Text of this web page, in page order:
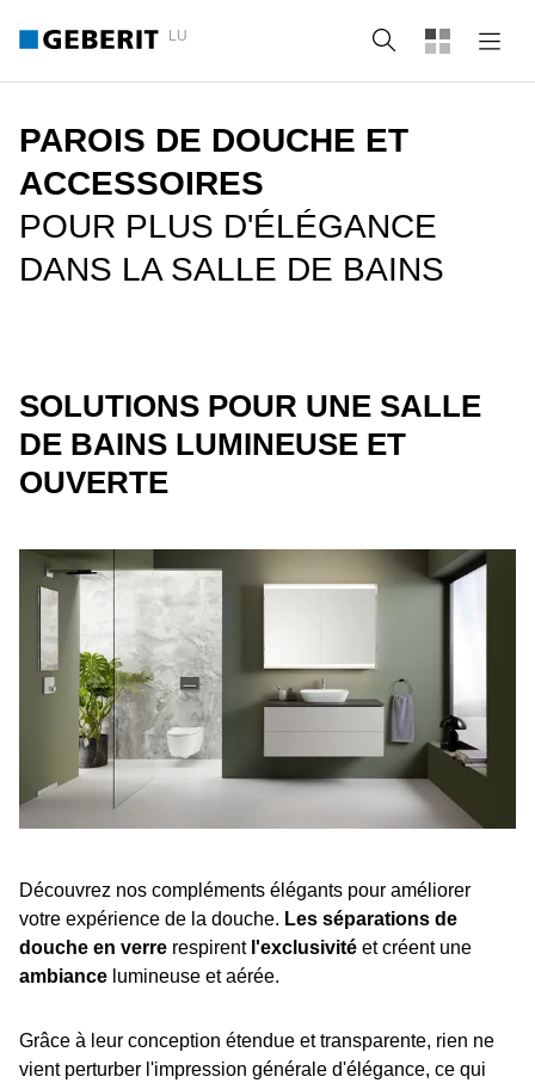
LU Recherche
PAROIS DE DOUCHE ET
ACCESSOIRES
POUR PLUS D'ÉLÉGANCE
DANS LA SALLE DE BAINS
SOLUTIONS POUR UNE SALLE
DE BAINS LUMINEUSE ET
OUVERTE
Découvrez nos compléments élégants pour améliorer
votre expérience de la douche. Les séparations de
douche en verre respirent l'exclusivité et créent une
ambiance lumineuse et aérée.
Grâce à leur conception étendue et transparente, rien ne
vient perturber l'impression générale d'élégance, ce qui